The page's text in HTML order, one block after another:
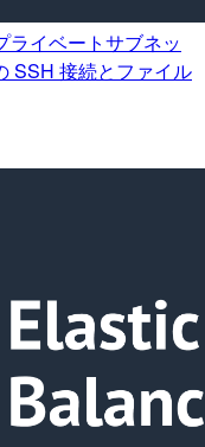
ライベートサブネッ
SSH 接続とファイル